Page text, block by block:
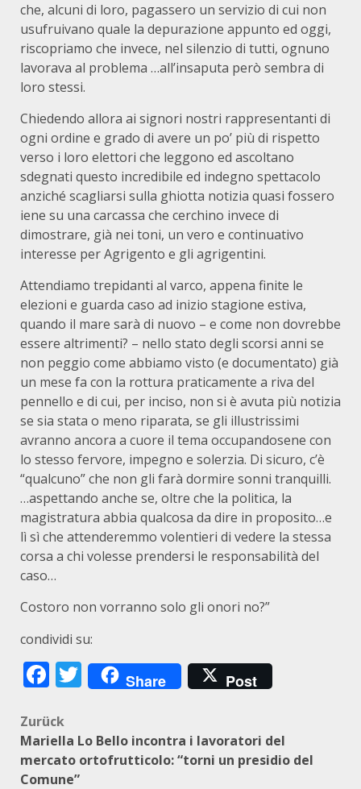
che, alcuni di loro, pagassero un servizio di cui non
usufruivano quale la depurazione appunto ed oggi,
riscopriamo che invece, nel silenzio di tutti, ognuno
lavorava al problema …all’insaputa però sembra di
loro stessi.
Chiedendo allora ai signori nostri rappresentanti di
ogni ordine e grado di avere un po’ più di rispetto
verso i loro elettori che leggono ed ascoltano
sdegnati questo incredibile ed indegno spettacolo
anziché scagliarsi sulla ghiotta notizia quasi fossero
iene su una carcassa che cerchino invece di
dimostrare, già nei toni, un vero e continuativo
interesse per Agrigento e gli agrigentini.
Attendiamo trepidanti al varco, appena finite le
elezioni e guarda caso ad inizio stagione estiva,
quando il mare sarà di nuovo – e come non dovrebbe
essere altrimenti? – nello stato degli scorsi anni se
non peggio come abbiamo visto (e documentato) già
un mese fa con la rottura praticamente a riva del
pennello e di cui, per inciso, non si è avuta più notizia
se sia stata o meno riparata, se gli illustrissimi
avranno ancora a cuore il tema occupandosene con
lo stesso fervore, impegno e solerzia. Di sicuro, c’è
“qualcuno” che non gli farà dormire sonni tranquilli.
…aspettando anche se, oltre che la politica, la
magistratura abbia qualcosa da dire in proposito…e
lì sì che attenderemmo volentieri di vedere la stessa
corsa a chi volesse prendersi le responsabilità del
caso…
Costoro non vorranno solo gli onori no?”
condividi su:
Facebook
Twitter
Share Post
Beitragsnavigation
Zurück
Mariella Lo Bello incontra i lavoratori del
mercato ortofrutticolo: “torni un presidio del
Comune”